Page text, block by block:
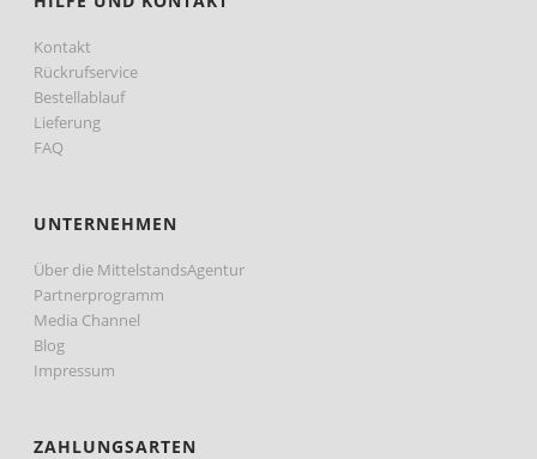
Kontakt
Rückrufservice
Bestellablauf
Lieferung
FAQ
UNTERNEHMEN
Über die MittelstandsAgentur
Partnerprogramm
Media Channel
Blog
Impressum
ZAHLUNGSARTEN